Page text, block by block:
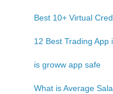
Best 10+ Virtual
12 Best Trading App
is groww app safe
What is Average